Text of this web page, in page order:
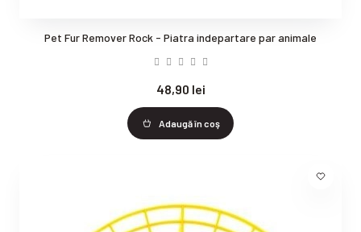
Pet Fur Remover Rock - Piatra indepartare par animale
48,90 lei
Adaugă în coş